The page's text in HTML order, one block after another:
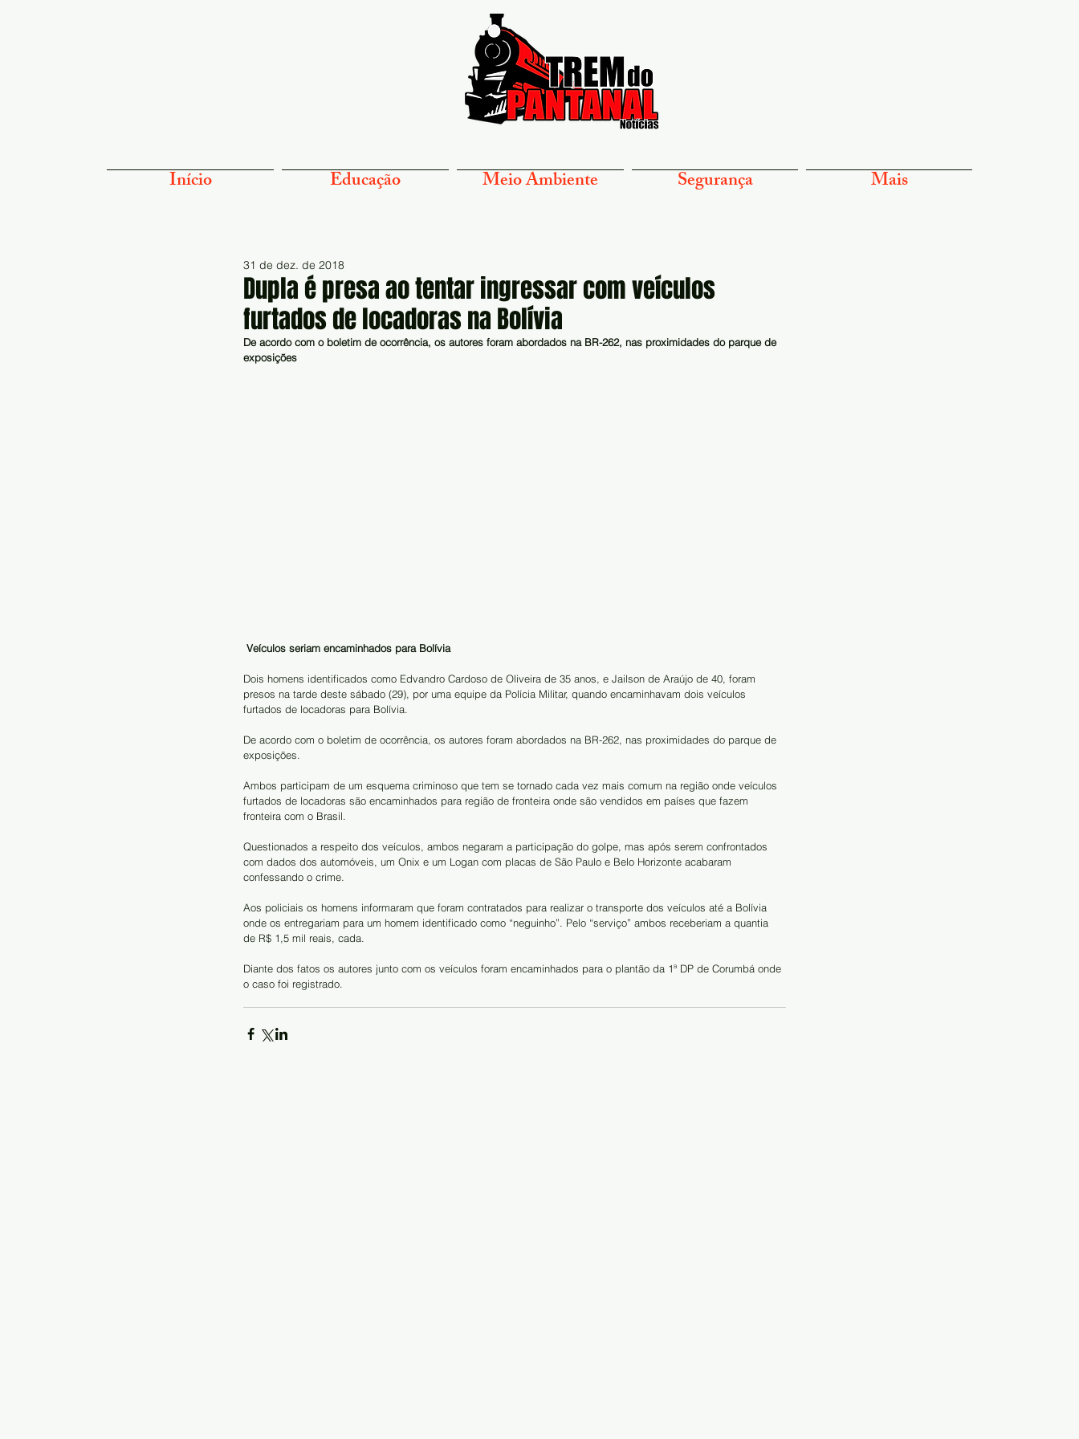
Início Educação Meio Ambiente Segurança Mais
Dupla é presa ao tentar ingressar com veículos
furtados de locadoras na Bolívia
31 de dez. de 2018
De acordo com o boletim de ocorrência, os autores foram abordados na BR-262, nas proximidades do parque de
exposições
Veículos seriam encaminhados para Bolívia
Dois homens identificados como Edvandro Cardoso de Oliveira de 35 anos, e Jailson de Araújo de 40, foram
presos na tarde deste sábado (29), por uma equipe da Polícia Militar, quando encaminhavam dois veículos
furtados de locadoras para Bolívia.
De acordo com o boletim de ocorrência, os autores foram abordados na BR-262, nas proximidades do parque de
exposições.
Ambos participam de um esquema criminoso que tem se tornado cada vez mais comum na região onde veículos
furtados de locadoras são encaminhados para região de fronteira onde são vendidos em países que fazem
fronteira com o Brasil.
Questionados a respeito dos veículos, ambos negaram a participação do golpe, mas após serem confrontados
com dados dos automóveis, um Onix e um Logan com placas de São Paulo e Belo Horizonte acabaram
confessando o crime.
Aos policiais os homens informaram que foram contratados para realizar o transporte dos veículos até a Bolívia
onde os entregariam para um homem identificado como “neguinho”. Pelo “serviço” ambos receberiam a quantia
de R$ 1,5 mil reais, cada.
Diante dos fatos os autores junto com os veículos foram encaminhados para o plantão da 1ª DP de Corumbá onde
o caso foi registrado.